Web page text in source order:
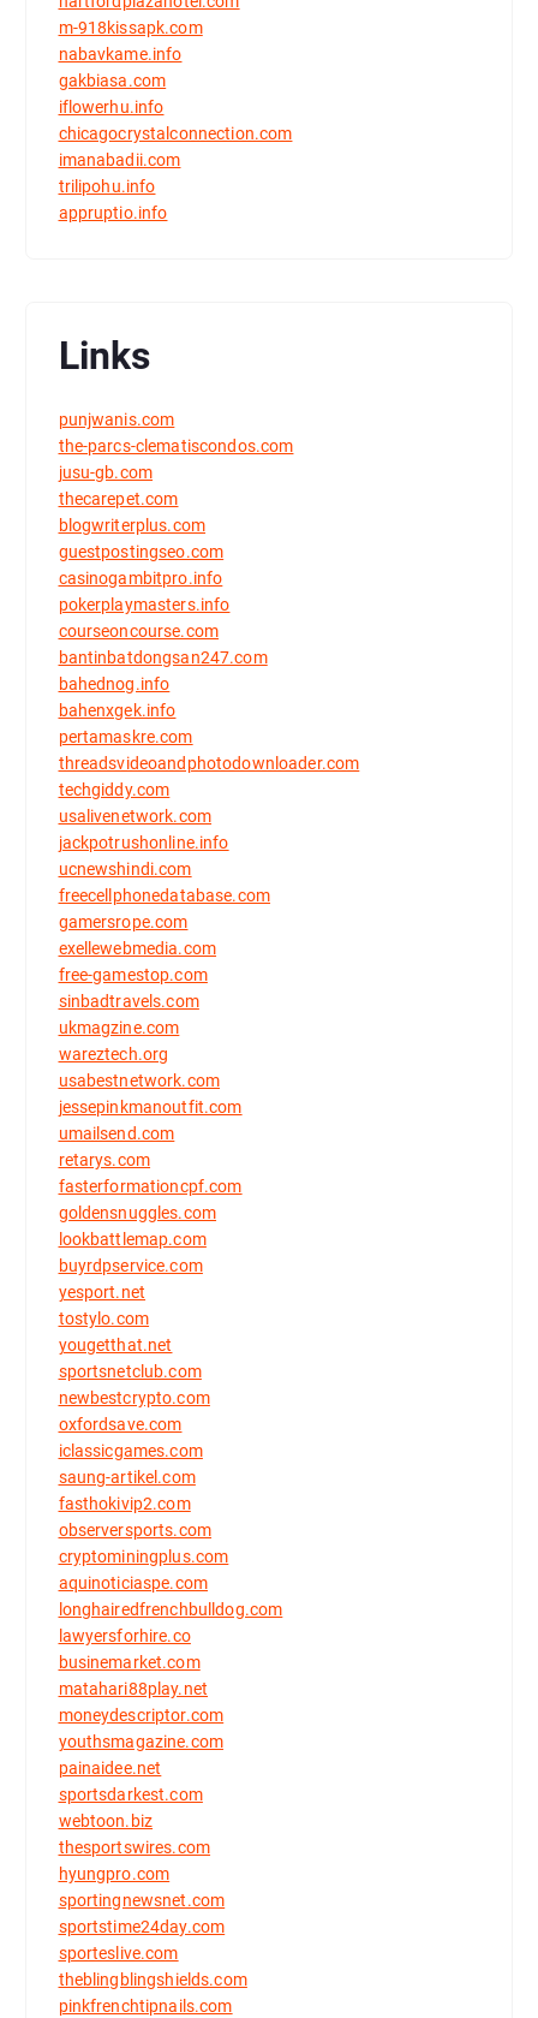
m-918kissapk.com
nabavkame.info
gakbiasa.com
iflowerhu.info
chicagocrystalconnection.com
imanabadii.com
trilipohu.info
appruptio.info
Links
punjwanis.com
the-parcs-clematiscondos.com
jusu-gb.com
thecarepet.com
blogwriterplus.com
guestpostingseo.com
casinogambitpro.info
pokerplaymasters.info
courseoncourse.com
bantinbatdongsan247.com
bahednog.info
bahenxgek.info
pertamaskre.com
threadsvideoandphotodownloader.com
techgiddy.com
usalivenetwork.com
jackpotrushonline.info
ucnewshindi.com
freecellphonedatabase.com
gamersrope.com
exellewebmedia.com
free-gamestop.com
sinbadtravels.com
ukmagzine.com
wareztech.org
usabestnetwork.com
jessepinkmanoutfit.com
umailsend.com
retarys.com
fasterformationcpf.com
goldensnuggles.com
lookbattlemap.com
buyrdpservice.com
yesport.net
tostylo.com
yougetthat.net
sportsnetclub.com
newbestcrypto.com
oxfordsave.com
iclassicgames.com
saung-artikel.com
fasthokivip2.com
observersports.com
cryptominingplus.com
aquinoticiaspe.com
longhairedfrenchbulldog.com
lawyersforhire.co
businemarket.com
matahari88play.net
moneydescriptor.com
youthsmagazine.com
painaidee.net
sportsdarkest.com
webtoon.biz
thesportswires.com
hyungpro.com
sportingnewsnet.com
sportstime24day.com
sporteslive.com
theblingblingshields.com
pinkfrenchtipnails.com